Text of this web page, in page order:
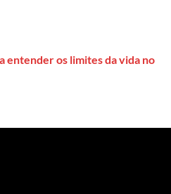
entender os limites da vida no